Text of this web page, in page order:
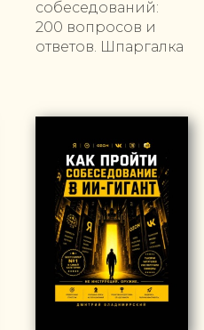
собеседований:
200 вопросов и
ответов. Шпаргалка